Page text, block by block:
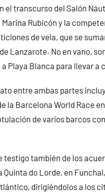
el transcurso del Salón
Rubicón y la
de vela, que se
Lanzarote. No en vano,
Playa Blanca para llevar a
entre ambas partes
la Barcelona World Race
de varios barcos
testigo también de los
Quinta do Lorde, en
dirigiéndolos a los